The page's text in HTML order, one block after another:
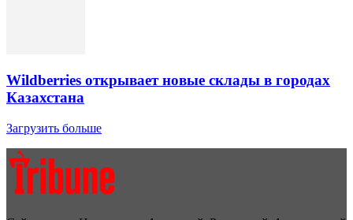
Wildberries открывает новые склады в городах
Казахстана
Загрузить больше